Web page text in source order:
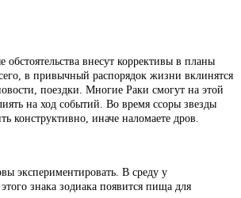
обстоятельства внесут коррективы в планы
в привычный распорядок жизни вклинятся
поездки. Многие Раки смогут на этой
на ход событий. Во время ссоры звезды
конструктивно, иначе наломаете дров.
экспериментировать. В среду у
знака зодиака появится пища для